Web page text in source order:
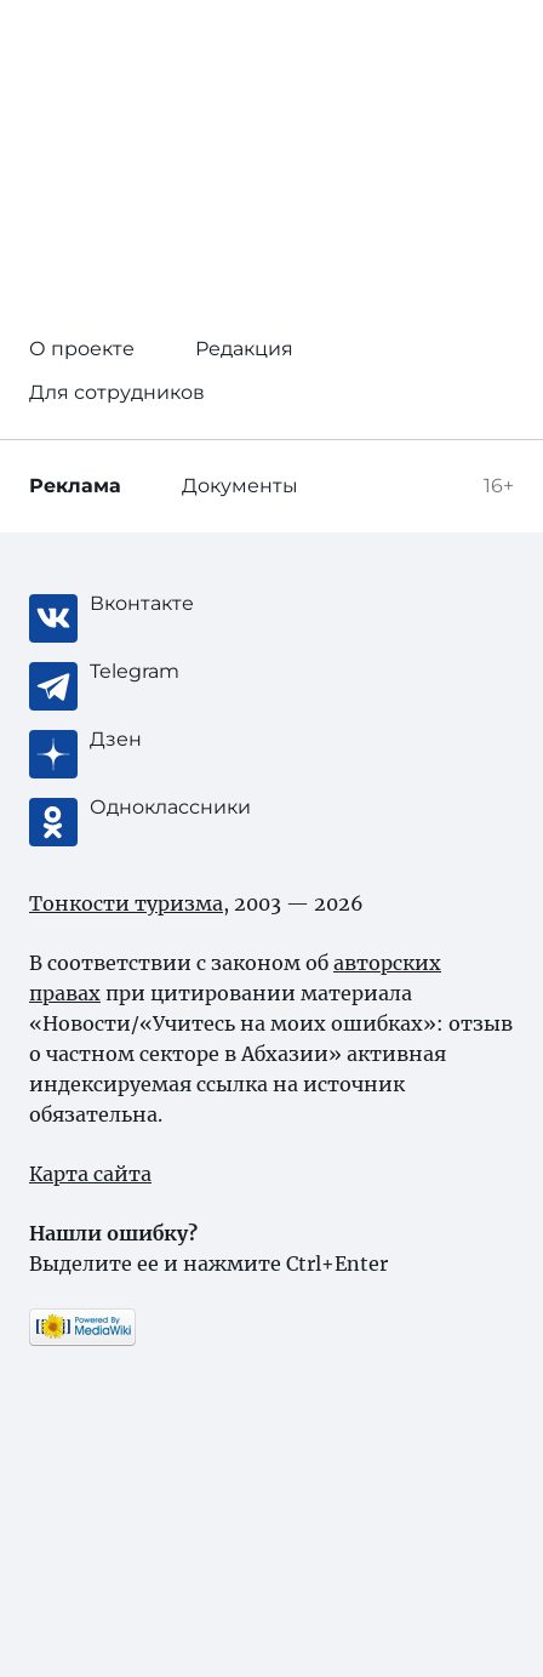
О проекте
Редакция
Для сотрудников
16+
Реклама Документы
Вконтакте
Telegram
Дзен
Одноклассники
Тонкости туризма, 2003 — 2026
В соответствии с законом об авторских
правах при цитировании материала
«Новости/«Учитесь на моих ошибках»: отзыв
о частном секторе в Абхазии» активная
индексируемая ссылка на источник
обязательна.
Карта сайта
Нашли ошибку?
Выделите ее и нажмите Ctrl+Enter